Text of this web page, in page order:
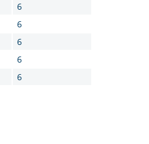
6
6
6
6
6